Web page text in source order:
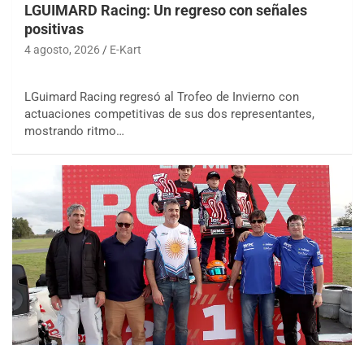
LGUIMARD Racing: Un regreso con señales
positivas
4 agosto, 2026 E-Kart
LGuimard Racing regresó al Trofeo de Invierno con
actuaciones competitivas de sus dos representantes,
mostrando ritmo…